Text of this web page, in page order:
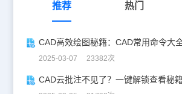
推荐 热门
2025-03-07 23382次
CAD云批注不见了？一键解锁查看秘籍